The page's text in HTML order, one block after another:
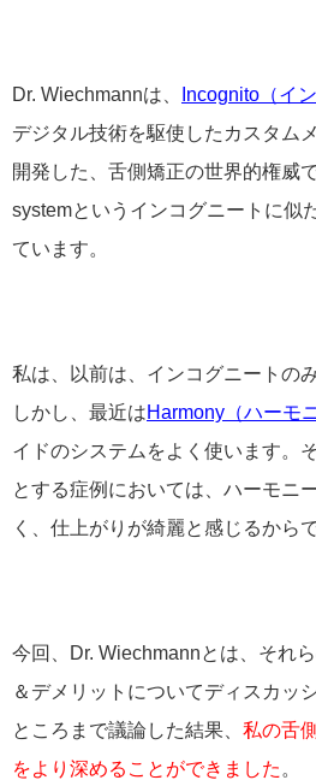
Dr. Wiechmannは、 Incognito（イ
デジタル技術を駆使したカスタム
開発した、舌側矯正の世界的権威
systemというインコグニートに似
ています。
私は、以前は、インコグニートの
しかし、最近はHarmony（ハーモ
イドのシステムをよく使います。
とする症例においては、ハーモニ
く、仕上がりが綺麗と感じるからで
今回、Dr. Wiechmannとは、それ
＆デメリットについてディスカッ
ところまで議論した結果、 私の舌
をより深めることができました 。